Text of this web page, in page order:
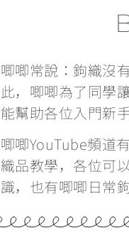
唧唧常說：鉤織沒
此，唧唧為了同學
能幫助各位入門新
唧唧YouTube頻道
織品教學，各位可
識，也有唧唧日常